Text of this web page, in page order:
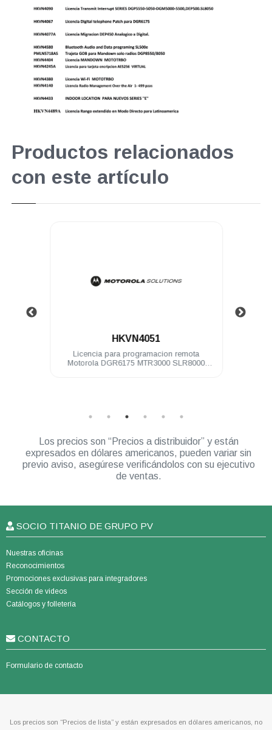
Productos relacionados
con este artículo
HKVN4051
Licencia para programacion remota
Motorola DGR6175 MTR3000 SLR8000
Los precios son “Precios a distribuidor” y están
expresados en dólares americanos, pueden variar sin
previo aviso, asegúrese verificándolos con su ejecutivo
de ventas.
SOCIO TITANIO DE GRUPO PV
Nuestras oficinas
Reconocimientos
Promociones exclusivas para integradores
Sección de videos
Catálogos y folletería
CONTACTO
Formulario de contacto
Los precios son “Precios de lista” y están expresados en dólares americanos, no